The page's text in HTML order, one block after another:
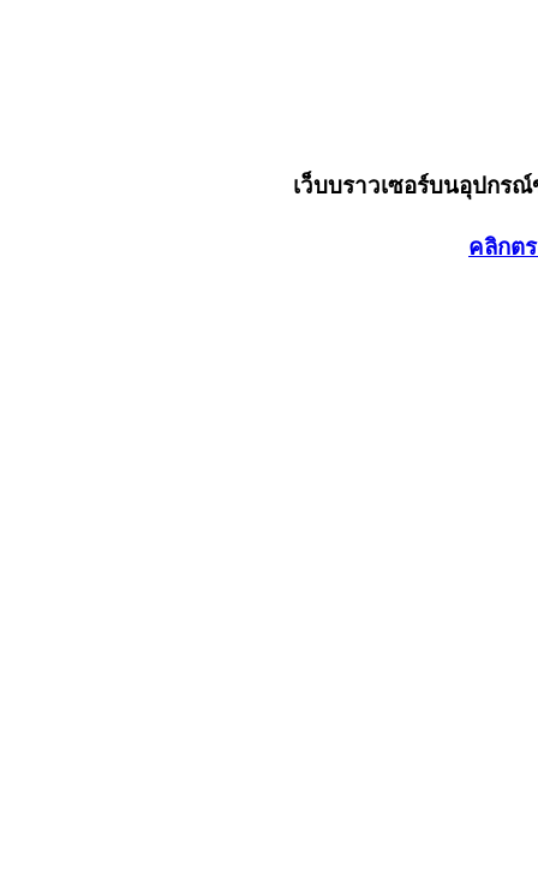
เว็บบราวเซอร์บนอุปกร
คลิกต